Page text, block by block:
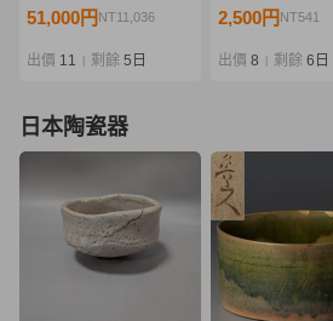
M2-1028 軽量 ユーノス
51,000円 NT11,036
出價 11 剩餘 5日
SPORT DSPORT
2,500円 NT541
出價 8 剩餘 6日
日本陶瓷器